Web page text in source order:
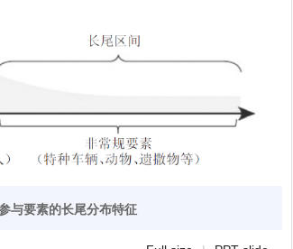
与要素的长尾分布特征